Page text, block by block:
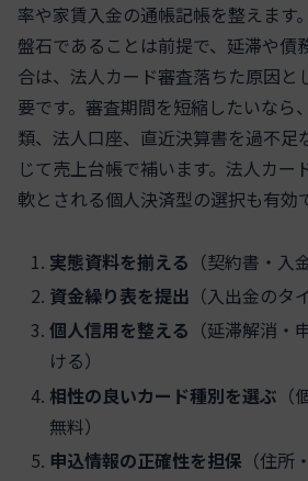
率や家賃入金の通帳記帳を整えます
盤石であることは前提で、延滞や債
合は、法人カード審査落ちた原因と
要です。審査期間を短縮したいなら
類、法人口座、直近決算書を過不足
じて売上台帳で補います。法人カー
軟とされる個人決済型の選択も有効
実態資料を揃える （契約書・入
資金繰り表を提出 （入出金のタ
個人信用を整える （延滞解消
ける）
相性の良いカード種別を選ぶ
無料）
申込情報の正確性を担保 （住